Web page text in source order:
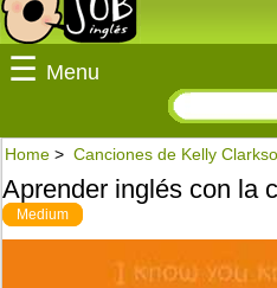
☰ Menu
Home > Canciones de Kelly
Aprender inglés con la
Medium